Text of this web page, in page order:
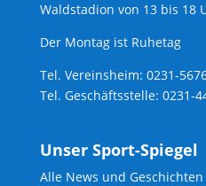
Waldstadion von 13 bis 18
Der Montag ist Ruhetag
Tel. Vereinsheim: 0231-
Tel. Geschäftsstelle: 0231-
Unser Sport-Spiegel
Alle News und